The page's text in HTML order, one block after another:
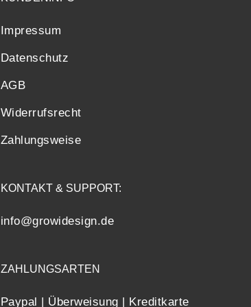
Impressum
Datenschutz
AGB
Widerrufsrecht
Zahlungsweise
KONTAKT & SUPPORT:
info@growidesign.de
ZAHLUNGSARTEN
Paypal | Überweisung | Kreditkarte